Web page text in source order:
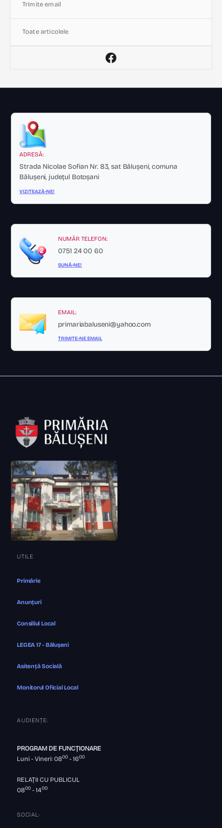
Trimite email
Toate articolele
ADRESĂ:
Strada Nicolae Sofian Nr. 83, sat Bălușeni, comuna
Bălușeni, județul Botoșani
VIZITEAZĂ-NE!
NUMĂR TELEFON:
0751 24 00 60
SUNĂ-NE!
EMAIL:
primariabaluseni@yahoo.com
TRIMITE-NE EMAIL
UTILE
Primărie
Anunțuri
Consiliul Local
LEGEA 17 - Bălușeni
Asitență Socială
Monitorul Oficial Local
AUDIENȚE:
PROGRAM DE FUNCȚIONARE
Luni - Vineri: 0800 - 1600
RELAȚII CU PUBLICUL
0800 - 1400
SOCIAL: